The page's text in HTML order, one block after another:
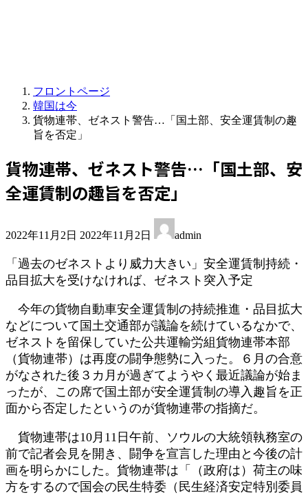
フロントページ
韓国は今
貨物連帯、ゼネスト警告…「国土部、安全運賃制の趣
旨を否定」
貨物連帯、ゼネスト警告…「国土部、安
全運賃制の趣旨を否定」
2022年11月2日 終
新
日
2022年11月2日 admin
「過去のゼネストより威力大きい」安全運賃制持続・
品目拡大を受けなければ、ゼネスト突入予定
今年の貨物自動車安全運賃制の持続推進・品目拡大
などについて国土交通部が議論を続けているなかで、
ゼネストを留保していた公共運輸労組貨物連帯本部
（貨物連帯）は再度の闘争態勢に入った。６月の合意
がなされた後３カ月が過ぎてようやく最近議論が始ま
ったが、この席で国土部が安全運賃制の導入趣旨を正
面から否定したというのが貨物連帯の指摘だ。
貨物連帯は10月11日午前、ソウルの大統領執務室の
前で記者会見を開き、闘争を宣言した理由と今後の計
画を明らかにした。貨物連帯は「（政府は）荷主の味
方をするので国会の民生特委（民生経済安定特別委員